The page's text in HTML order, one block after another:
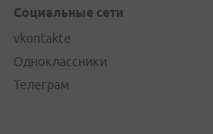
Социальные сети
vkontakte
Одноклассники
Телеграм